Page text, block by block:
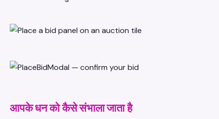
आपके धन को कैसे संभाला जाता है